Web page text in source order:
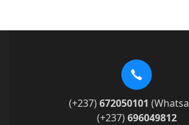
(+237) 672050101
(+237) 696049812